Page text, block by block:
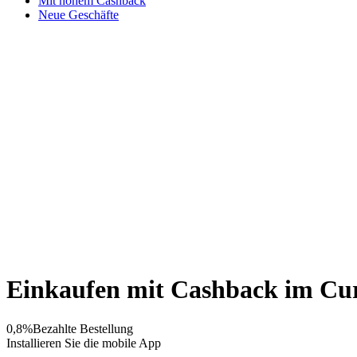
Neue Geschäfte
Einkaufen mit Cashback im
0,8%Bezahlte Bestellung
Installieren Sie die mobile App